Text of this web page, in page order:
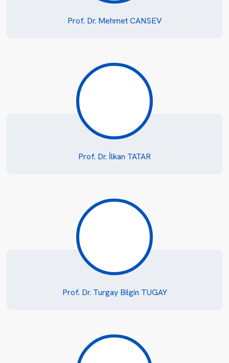
Prof. Dr. Mehmet CANSEV
Prof. Dr. İlkan TATAR
Prof. Dr. Turgay Bilgin TUGAY